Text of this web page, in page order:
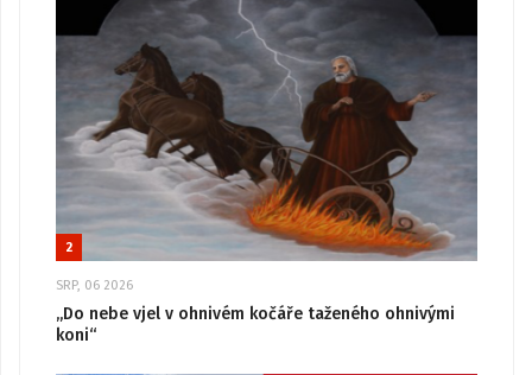
2
SRP, 06 2026
„Do nebe vjel v ohnivém kočáře taženého ohnivými
koni“